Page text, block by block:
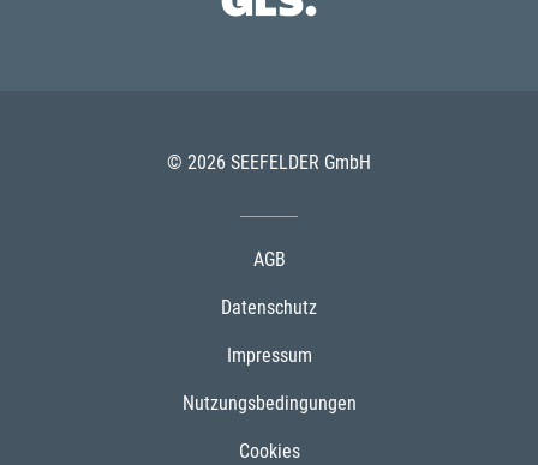
© 2026 SEEFELDER GmbH
AGB
Datenschutz
Impressum
Nutzungsbedingungen
Cookies